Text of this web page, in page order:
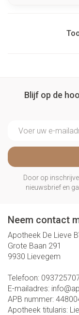
Blijf op de
Door op
nieuwsbrief en
Neem contact
Apotheek De Lieve
Grote Baan 291
9930 Lievegem
Telefoon:
E-mailadres: info@
APB nummer:
Apotheek titularis: